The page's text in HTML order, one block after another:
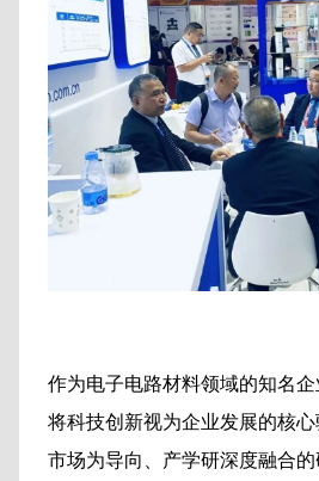
作为电子电路材料领域的知名
将科技创新视为企业发展的核
市场为导向、产学研深度融合